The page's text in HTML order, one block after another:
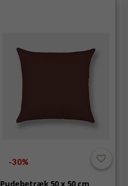
-30%
Pudebetræk 50 x 50 cm